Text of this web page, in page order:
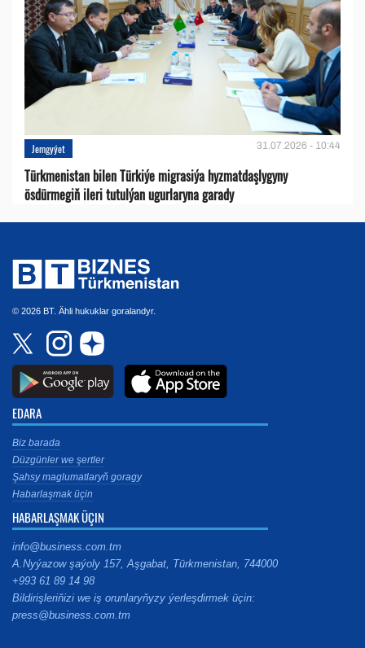
Jemgyýet 31.07.2026 - 10:44
Türkmenistan bilen Türkiýe migrasiýa hyzmatdaşlygyny
ösdürmegiň ileri tutulýan ugurlaryna garady
© 2026 BT. Ähli hukuklar goralandyr.
EDARA
Biz barada
Düzgünler we şertler
Şahsy maglumatlaryň goragy
Habarlaşmak üçin
HABARLAŞMAK ÜÇIN
info@business.com.tm
A.Nyýazow şaýoly 157, Aşgabat, Türkmenistan, 744000
+993 61 89 14 98
Bildirişleriňizi we iş orunlaryňyzy ýerleşdirmek üçin:
press@business.com.tm